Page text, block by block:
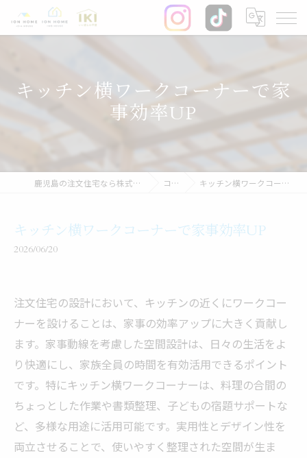
キッチン横ワークコーナーで家
事効率UP
鹿児島の注文住宅なら株式会社イオン・ホーム コラム キッチン横ワークコーナーで家事効率UP
キッチン横ワークコーナーで家事効率UP
2026/06/20
注文住宅の設計において、キッチンの近くにワークコー
ナーを設けることは、家事の効率アップに大きく貢献し
ます。家事動線を考慮した空間設計は、日々の生活をよ
り快適にし、家族全員の時間を有効活用できるポイント
です。特にキッチン横ワークコーナーは、料理の合間の
ちょっとした作業や書類整理、子どもの宿題サポートな
ど、多様な用途に活用可能です。実用性とデザイン性を
両立させることで、使いやすく整理された空間が生ま